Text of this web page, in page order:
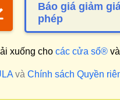
Báo giá giảm
phép
xuống cho các cửa sổ®và
và Chính sách Quyền